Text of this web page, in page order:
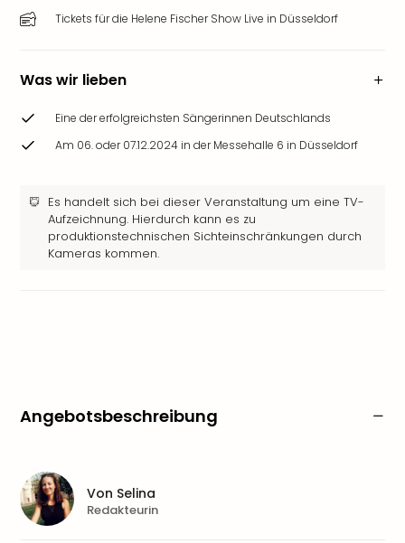
Tickets für die Helene Fischer Show Live in Düsseldorf
Was wir lieben
Eine der erfolgreichsten Sängerinnen Deutschlands
Am 06. oder 07.12.2024 in der Messehalle 6 in Düsseldorf
Es handelt sich bei dieser Veranstaltung um eine TV-
Aufzeichnung. Hierdurch kann es zu
produktionstechnischen Sichteinschränkungen durch
Kameras kommen.
Angebotsbeschreibung
Von Selina
Redakteurin